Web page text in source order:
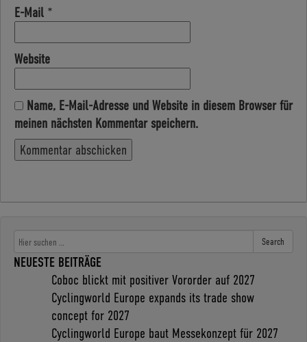
E-Mail *
Website
Name, E-Mail-Adresse und Website in diesem Browser für
meinen nächsten Kommentar speichern.
Search
NEUESTE BEITRÄGE
Coboc blickt mit positiver Vororder auf 2027
Cyclingworld Europe expands its trade show
concept for 2027
Cyclingworld Europe baut Messekonzept für 2027